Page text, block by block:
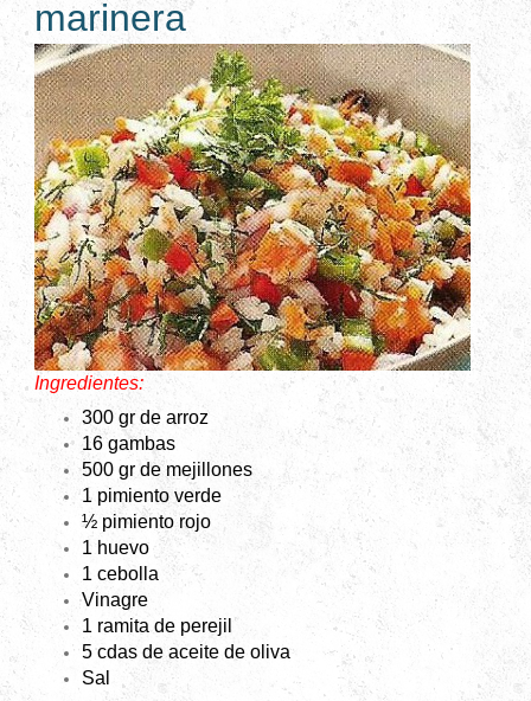
marinera
Ingredientes:
300 gr de arroz
16 gambas
500 gr de mejillones
1 pimiento verde
½ pimiento rojo
1 huevo
1 cebolla
Vinagre
1 ramita de perejil
5 cdas de aceite de oliva
Sal